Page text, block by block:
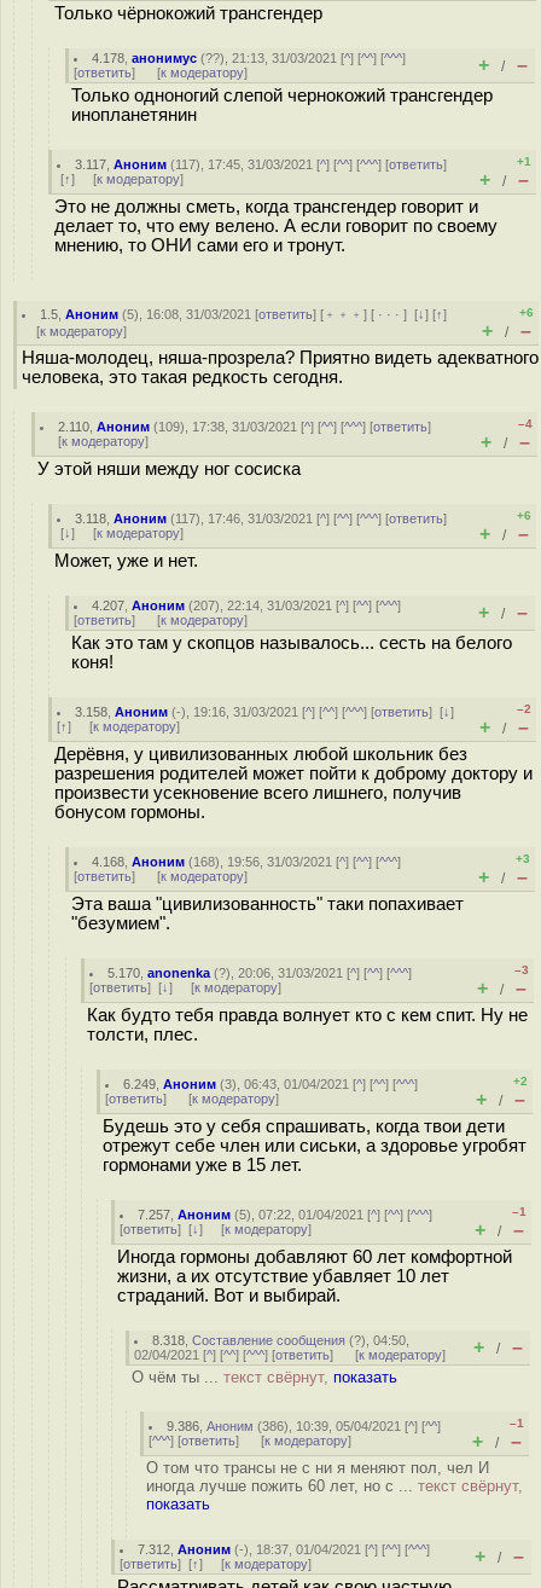
Только чёрнокожий трансгендер
4.178 ,анонимус (??), 21:13, 31/03/2021 [^] [^^] [^^^]
[ответить] [к модератору] + / –
Только одноногий слепой чернокожий трансгендер
инопланетянин
3.117 ,Аноним (117), 17:45, 31/03/2021 [^] [^^] [^^^] [ответить]
[↑] [к модератору]
+1
+ / –
Это не должны сметь, когда трансгендер говорит и
делает то, что ему велено. А если говорит по своему
мнению, то ОНИ сами его и тронут.
1.5 ,Аноним (5), 16:08, 31/03/2021 [ответить] [ ﹢﹢﹢] [ · · ·][↓] [↑]
[к модератору]
+6
+ / –
Няша-молодец, няша-прозрела? Приятно видеть адекватного
человека, это такая редкость сегодня.
2.110 ,Аноним (109), 17:38, 31/03/2021 [^] [^^] [^^^] [ответить]
[к модератору]
–4
+ / –
У этой няши между ног сосиска
3.118 ,Аноним (117), 17:46, 31/03/2021 [^] [^^] [^^^] [ответить]
[↓] [к модератору]
+6
+ / –
Может, уже и нет.
4.207 ,Аноним (207), 22:14, 31/03/2021 [^] [^^] [^^^]
[ответить] [к модератору] + / –
Как это там у скопцов называлось... сесть на белого
коня!
3.158 ,Аноним (-), 19:16, 31/03/2021 [^] [^^] [^^^] [ответить][↓]
[↑] [к модератору]
–2
+ / –
Дерёвня, у цивилизованных любой школьник без
разрешения родителей может пойти к доброму доктору и
произвести усекновение всего лишнего, получив
бонусом гормоны.
4.168 ,Аноним (168), 19:56, 31/03/2021 [^] [^^] [^^^]
[ответить] [к модератору]
+3
+ / –
Эта ваша "цивилизованность" таки попахивает
"безумием".
5.170 ,anonenka (?), 20:06, 31/03/2021 [^] [^^] [^^^]
[ответить] [↓] [к модератору]
–3
+ / –
Как будто тебя правда волнует кто с кем спит. Ну не
толсти, плес.
6.249 ,Аноним (3), 06:43, 01/04/2021 [^] [^^] [^^^]
[ответить] [к модератору]
+2
+ / –
Будешь это у себя спрашивать, когда твои дети
отрежут себе член или сиськи, а здоровье угробят
гормонами уже в 15 лет.
7.257 ,Аноним (5), 07:22, 01/04/2021 [^] [^^] [^^^]
[ответить] [↓] [к модератору]
–1
+ / –
Иногда гормоны добавляют 60 лет комфортной
жизни, а их отсутствие убавляет 10 лет
страданий. Вот и выбирай.
8.318 ,Составление сообщения (?), 04:50,
02/04/2021 [^] [^^] [^^^] [ответить] [к модератору] + / –
О чём ты ... текст свёрнут, показать
9.386 ,Аноним (386), 10:39, 05/04/2021 [^] [^^]
[^^^] [ответить] [к модератору]
–1
+ / –
О том что трансы не с ни я меняют пол, чел И
иногда лучше пожить 60 лет, но с ... текст свёрнут,
показать
7.312 ,Аноним (-), 18:37, 01/04/2021 [^] [^^] [^^^]
[ответить] [↑] [к модератору] + / –